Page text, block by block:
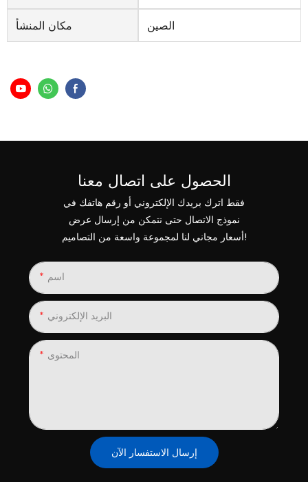
مكان المنشأ الصين
الحصول على اتصال معنا
فقط اترك بريدك الإلكتروني أو رقم هاتفك في
نموذج الاتصال حتى نتمكن من إرسال عرض
أسعار مجاني لنا لمجموعة واسعة من التصاميم!
اسم
البريد الإلكتروني
المحتوى
إرسال الاستفسار الآن